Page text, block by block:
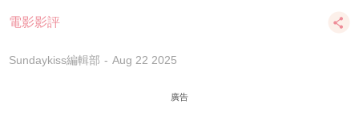
電影影評
Sundaykiss編輯部 Aug 22 2025
廣告